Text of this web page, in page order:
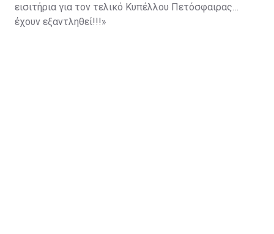
εισιτήρια για τον τελικό Κυπέλλου Πετόσφαιρας
έχουν εξαντληθεί!!!»